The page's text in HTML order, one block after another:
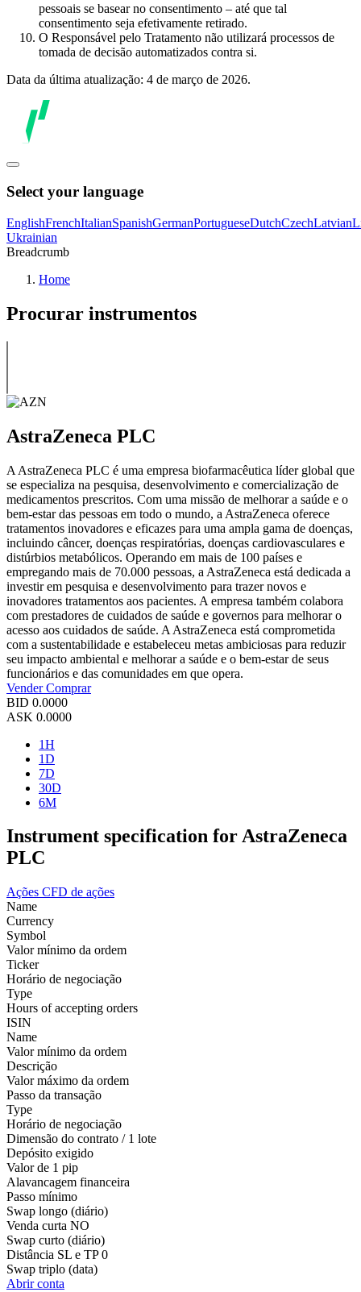
pessoais se basear no consentimento – até que tal
consentimento seja efetivamente retirado.
O Responsável pelo Tratamento não utilizará processos de
tomada de decisão automatizados contra si.
Data da última atualização: 4 de março de 2026.
Select your language
EnglishFrenchItalianSpanishGermanPortugueseDutchCzechLatvian
Ukrainian
Breadcrumb
Home
Procurar instrumentos
AstraZeneca PLC
A AstraZeneca PLC é uma empresa biofarmacêutica líder global que
se especializa na pesquisa, desenvolvimento e comercialização de
medicamentos prescritos. Com uma missão de melhorar a saúde e o
bem-estar das pessoas em todo o mundo, a AstraZeneca oferece
tratamentos inovadores e eficazes para uma ampla gama de doenças,
incluindo câncer, doenças respiratórias, doenças cardiovasculares e
distúrbios metabólicos. Operando em mais de 100 países e
empregando mais de 70.000 pessoas, a AstraZeneca está dedicada a
investir em pesquisa e desenvolvimento para trazer novos e
inovadores tratamentos aos pacientes. A empresa também colabora
com prestadores de cuidados de saúde e governos para melhorar o
acesso aos cuidados de saúde. A AstraZeneca está comprometida
com a sustentabilidade e estabeleceu metas ambiciosas para reduzir
seu impacto ambiental e melhorar a saúde e o bem-estar de seus
funcionários e das comunidades em que opera.
VenderComprar
BID 0.0000
ASK 0.0000
1H
1D
7D
30D
6M
Instrument specification for AstraZeneca
PLC
Ações CFD de ações
Name
Currency
Symbol
Valor mínimo da ordem
Ticker
Horário de negociação
Type
Hours of accepting orders
ISIN
Name
Valor mínimo da ordem
Descrição
Valor máximo da ordem
Passo da transação
Type
Horário de negociação
Dimensão do contrato / 1 lote
Depósito exigido
Valor de 1 pip
Alavancagem financeira
Passo mínimo
Swap longo (diário)
Venda curta NO
Swap curto (diário)
Distância SL e TP 0
Swap triplo (data)
Abrir conta